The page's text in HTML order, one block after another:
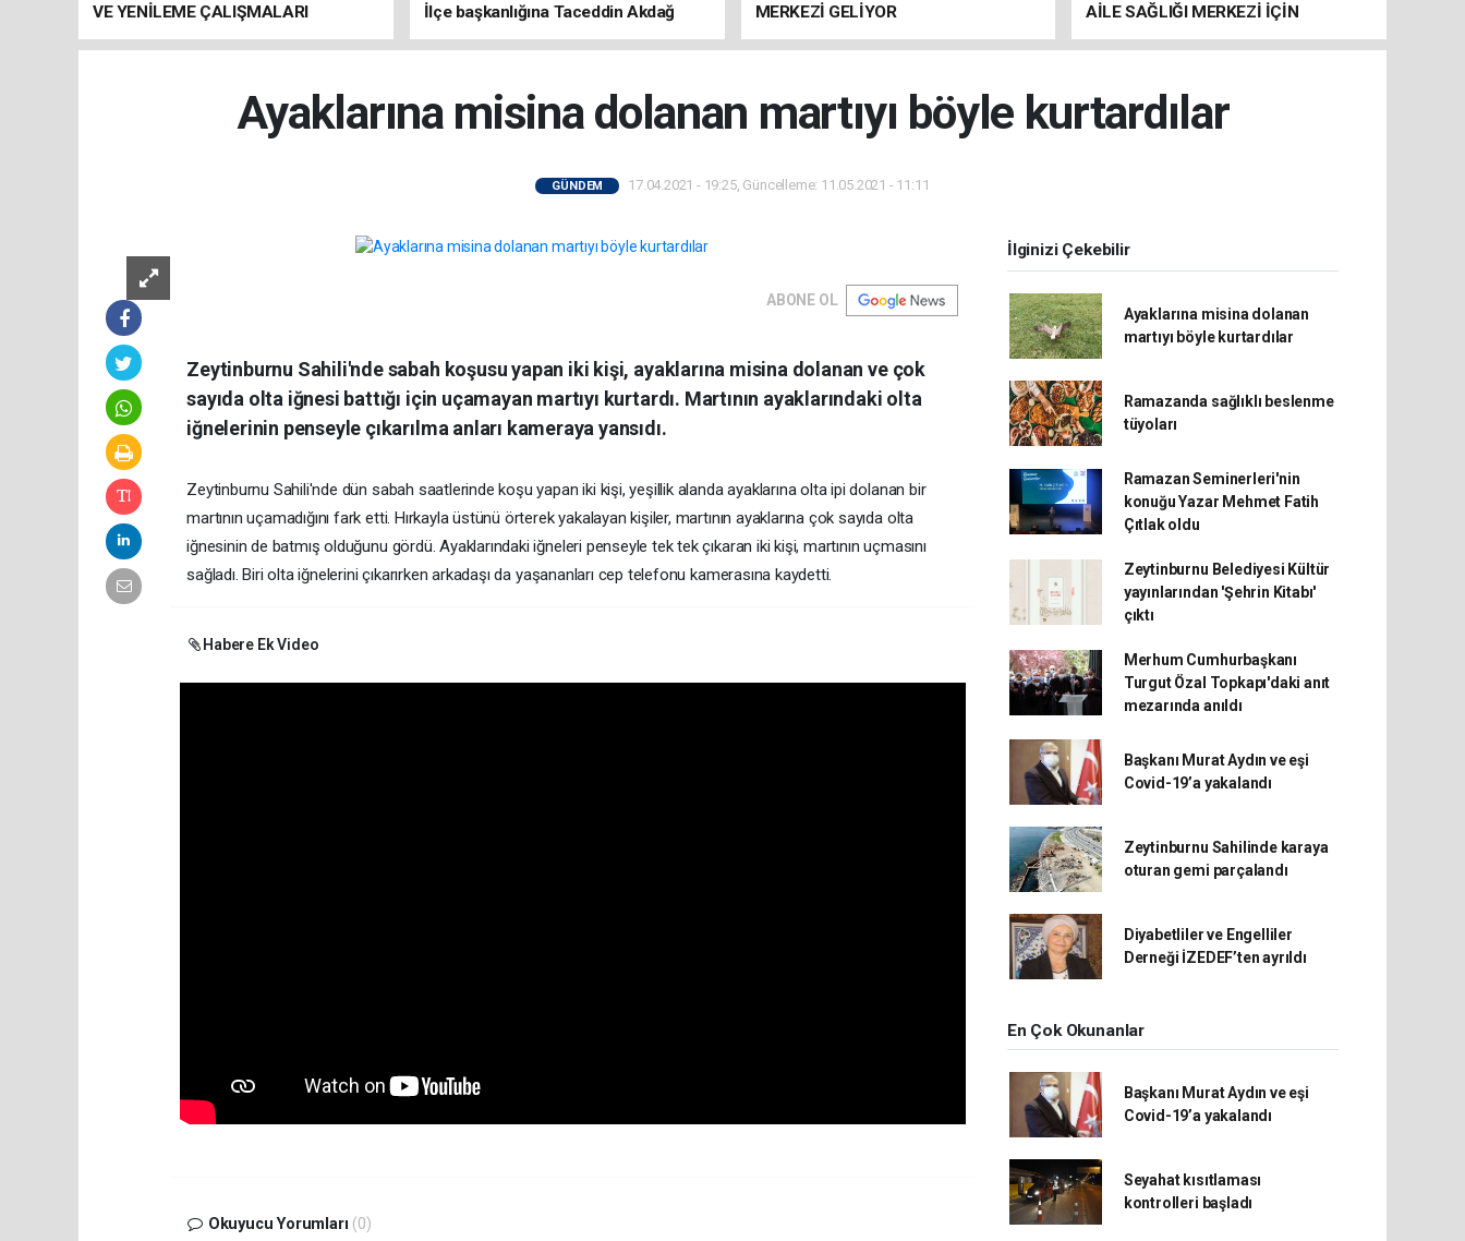
VE YENİLEME ÇALIŞMALARI
SÜRÜYOR
İlçe başkanlığına Taceddin Akdağ
atandı
MERKEZİ GELİYOR
AİLE SAĞLIĞI MERKEZİ İÇİN
HAZIRLIKLAR SÜRÜYOR
Ayaklarına misina dolanan martıyı böyle kurtardılar
GÜNDEM 17.04.2021 - 19:25, Güncelleme: 11.05.2021 - 11:11
ABONE OL
Zeytinburnu Sahili'nde sabah koşusu yapan iki kişi, ayaklarına misina dolanan ve çok
sayıda olta iğnesi battığı için uçamayan martıyı kurtardı. Martının ayaklarındaki olta
iğnelerinin penseyle çıkarılma anları kameraya yansıdı.
Zeytinburnu Sahili'nde dün sabah saatlerinde koşu yapan iki kişi, yeşillik alanda ayaklarına olta ipi dolanan bir
martının uçamadığını fark etti. Hırkayla üstünü örterek yakalayan kişiler, martının ayaklarına çok sayıda olta
iğnesinin de batmış olduğunu gördü. Ayaklarındaki iğneleri penseyle tek tek çıkaran iki kişi, martının uçmasını
sağladı. Biri olta iğnelerini çıkarırken arkadaşı da yaşananları cep telefonu kamerasına kaydetti.
Habere Ek Video
Okuyucu Yorumları (0)
İlginizi Çekebilir
Ayaklarına misina dolanan
martıyı böyle kurtardılar
Ramazanda sağlıklı beslenme
tüyoları
Ramazan Seminerleri'nin
konuğu Yazar Mehmet Fatih
Çıtlak oldu
Zeytinburnu Belediyesi Kültür
yayınlarından 'Şehrin Kitabı'
çıktı
Merhum Cumhurbaşkanı
Turgut Özal Topkapı'daki anıt
mezarında anıldı
Başkanı Murat Aydın ve eşi
Covid-19’a yakalandı
Zeytinburnu Sahilinde karaya
oturan gemi parçalandı
Diyabetliler ve Engelliler
Derneği İZEDEF’ten ayrıldı
En Çok Okunanlar
Başkanı Murat Aydın ve eşi
Covid-19’a yakalandı
Seyahat kısıtlaması
kontrolleri başladı